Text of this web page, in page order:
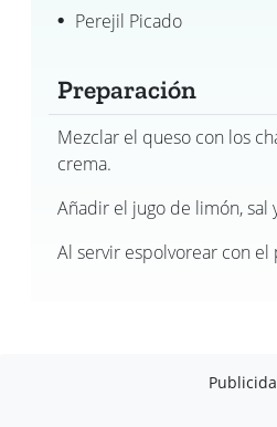
Perejil Picado
Preparación
Mezclar el queso con los
crema.
Añadir el jugo de limón, sal
Al servir espolvorear con